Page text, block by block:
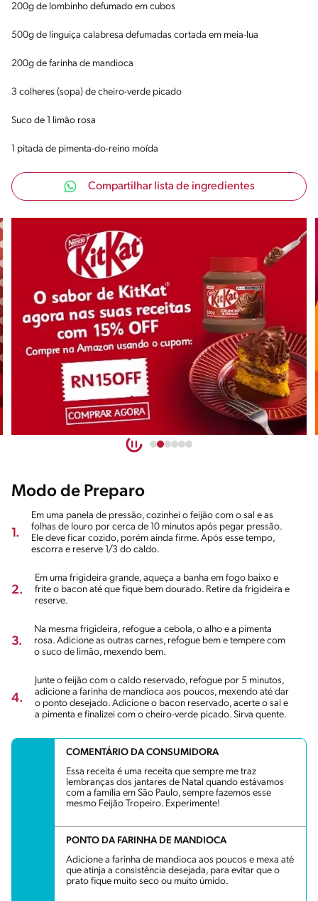
200g de lombinho defumado em cubos
500g de linguiça calabresa defumadas cortada em meia-lua
200g de farinha de mandioca
3 colheres (sopa) de cheiro-verde picado
Suco de 1 limão rosa
1 pitada de pimenta-do-reino moída
Compartilhar lista de ingredientes
Modo de Preparo
1.
Em uma panela de pressão, cozinhei o feijão com o sal e as
folhas de louro por cerca de 10 minutos após pegar pressão.
Ele deve ficar cozido, porém ainda firme. Após esse tempo,
escorra e reserve 1/3 do caldo.
2.
Em uma frigideira grande, aqueça a banha em fogo baixo e
frite o bacon até que fique bem dourado. Retire da frigideira e
reserve.
3.
Na mesma frigideira, refogue a cebola, o alho e a pimenta
rosa. Adicione as outras carnes, refogue bem e tempere com
o suco de limão, mexendo bem.
4.
Junte o feijão com o caldo reservado, refogue por 5 minutos,
adicione a farinha de mandioca aos poucos, mexendo até dar
o ponto desejado. Adicione o bacon reservado, acerte o sal e
a pimenta e finalizei com o cheiro-verde picado. Sirva quente.
COMENTÁRIO DA CONSUMIDORA
Essa receita é uma receita que sempre me traz
lembranças dos jantares de Natal quando estávamos
com a família em São Paulo, sempre fazemos esse
mesmo Feijão Tropeiro. Experimente!
PONTO DA FARINHA DE MANDIOCA
Adicione a farinha de mandioca aos poucos e mexa até
que atinja a consistência desejada, para evitar que o
prato fique muito seco ou muito úmido.